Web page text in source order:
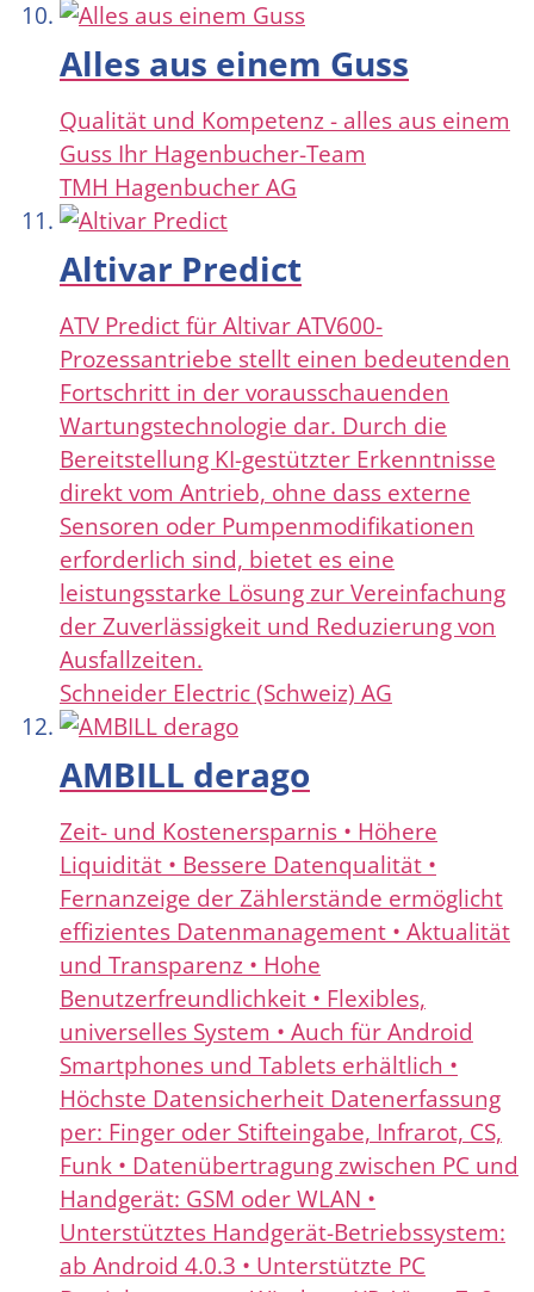
Alles aus einem Guss
Qualität und Kompetenz - alles aus einem
Guss Ihr Hagenbucher-Team
TMH Hagenbucher AG
Altivar Predict
ATV Predict für Altivar ATV600-
Prozessantriebe stellt einen bedeutenden
Fortschritt in der vorausschauenden
Wartungstechnologie dar. Durch die
Bereitstellung KI-gestützter Erkenntnisse
direkt vom Antrieb, ohne dass externe
Sensoren oder Pumpenmodifikationen
erforderlich sind, bietet es eine
leistungsstarke Lösung zur Vereinfachung
der Zuverlässigkeit und Reduzierung von
Ausfallzeiten.
Schneider Electric (Schweiz) AG
AMBILL derago
Zeit- und Kostenersparnis • Höhere
Liquidität • Bessere Datenqualität •
Fernanzeige der Zählerstände ermöglicht
effizientes Datenmanagement • Aktualität
und Transparenz • Hohe
Benutzerfreundlichkeit • Flexibles,
universelles System • Auch für Android
Smartphones und Tablets erhältlich •
Höchste Datensicherheit Datenerfassung
per: Finger oder Stifteingabe, Infrarot, CS,
Funk • Datenübertragung zwischen PC und
Handgerät: GSM oder WLAN •
Unterstütztes Handgerät-Betriebssystem:
ab Android 4.0.3 • Unterstützte PC